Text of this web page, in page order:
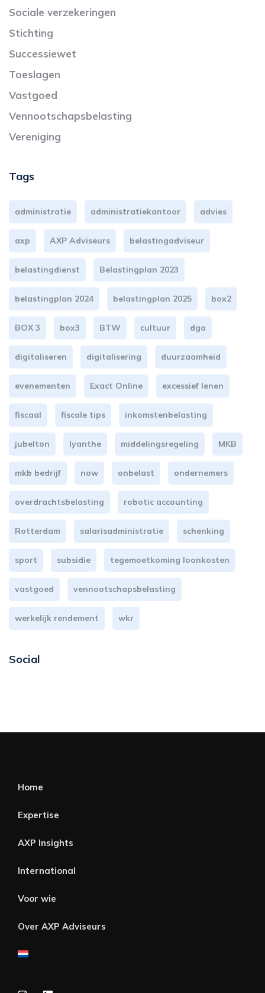
Sociale verzekeringen
Stichting
Successiewet
Toeslagen
Vastgoed
Vennootschapsbelasting
Vereniging
Tags
administratie administratiekantoor advies
axp AXP Adviseurs belastingadviseur
belastingdienst Belastingplan 2023
belastingplan 2024 belastingplan 2025 box2
BOX 3 box3 BTW cultuur dga
digitaliseren digitalisering duurzaamheid
evenementen Exact Online excessief lenen
fiscaal fiscale tips inkomstenbelasting
jubelton lyanthe middelingsregeling MKB
mkb bedrijf now onbelast ondernemers
overdrachtsbelasting robotic accounting
Rotterdam salarisadministratie schenking
sport subsidie tegemoetkoming loonkosten
vastgoed vennootschapsbelasting
werkelijk rendement wkr
Social
Home
Expertise
AXP Insights
International
Voor wie
Over AXP Adviseurs